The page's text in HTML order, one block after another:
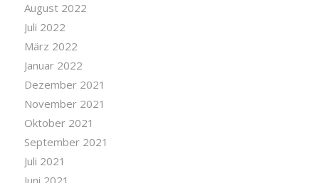
August 2022
Juli 2022
März 2022
Januar 2022
Dezember 2021
November 2021
Oktober 2021
September 2021
Juli 2021
Juni 2021